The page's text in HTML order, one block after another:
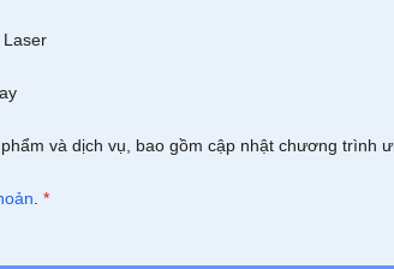
Laser
và dịch vụ, bao gồm cập nhật chương trình
*